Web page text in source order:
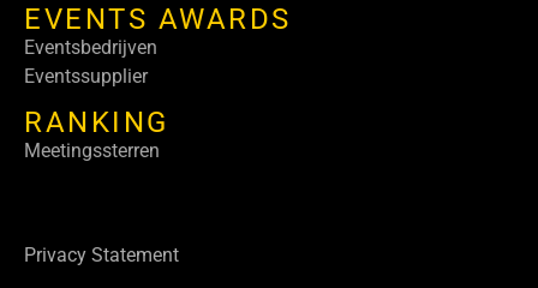
EVENTS AWARDS
Eventsbedrijven
Eventssupplier
RANKING
Meetingssterren
Privacy Statement